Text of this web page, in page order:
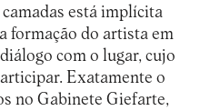
está implícita
formação do artista em
com o lugar, cujo
Exatamente o
no Gabinete Giefarte,